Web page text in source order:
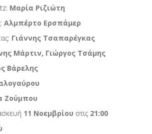
Μαρία Ριζιώτη
Αλμπέρτο Ερσπάμερ
Γιάννης Τσαπαρέγκας
Μάρτιν, Γιώργος Τσάμης
Βάρελης
Ζούμπου
11 Νοεμβρίου στις 21:00